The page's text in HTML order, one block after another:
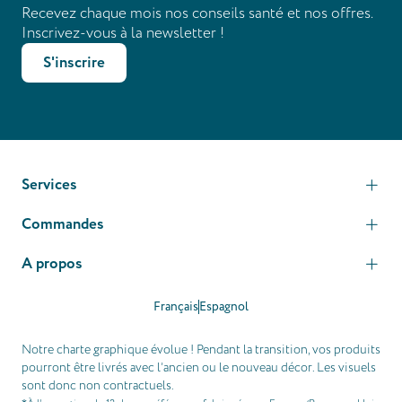
Recevez chaque mois nos conseils santé et nos offres.
Inscrivez-vous à la newsletter !
S'inscrire
Services
Commandes
A propos
FrançaisEspagnol
Notre charte graphique évolue ! Pendant la transition, vos produits
pourront être livrés avec l’ancien ou le nouveau décor. Les visuels
sont donc non contractuels.